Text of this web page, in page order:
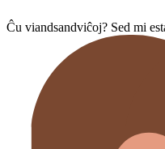
Ĉu viandsandviĉoj? Sed mi